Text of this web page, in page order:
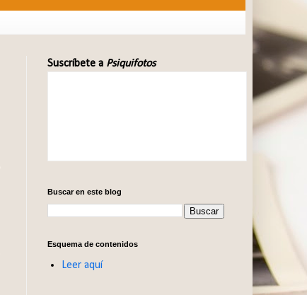
Suscríbete a Psiquifotos
Buscar en este blog
Esquema de contenidos
Leer aquí